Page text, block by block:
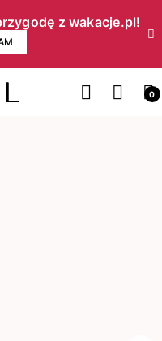
z wakacje.pl!​
0